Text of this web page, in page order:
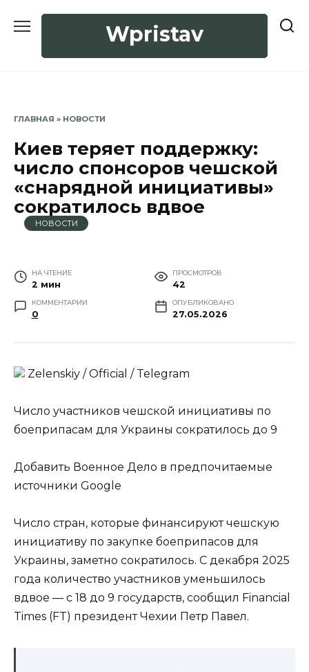
Wpristav
ГЛАВНАЯ » НОВОСТИ
Киев теряет поддержку:
число спонсоров чешской
«снарядной инициативы»
сократилось вдвое
НОВОСТИ
НА ЧТЕНИЕ
2 мин
ПРОСМОТРОВ
42
КОММЕНТАРИИ
0
ОПУБЛИКОВАНО
27.05.2026
Zеlеnskiу / Оfficiаl / Telegram
Число участников чешской инициативы по
боеприпасам для Украины сократилось до 9
Добавить Военное Дело в предпочитаемые
источники Google
Число стран, которые финансируют чешскую
инициативу по закупке боеприпасов для
Украины, заметно сократилось. С декабря 2025
года количество участников уменьшилось
вдвое — с 18 до 9 государств, сообщил Financial
Times (FT) президент Чехии Петр Павел.